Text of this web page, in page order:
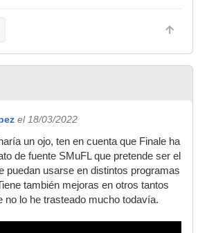
el 18/03/2022
un ojo, ten en cuenta que Finale ha
de fuente SMuFL que pretende ser el
puedan usarse en distintos programas
también mejoras en otros tantos
no lo he trasteado mucho todavía.